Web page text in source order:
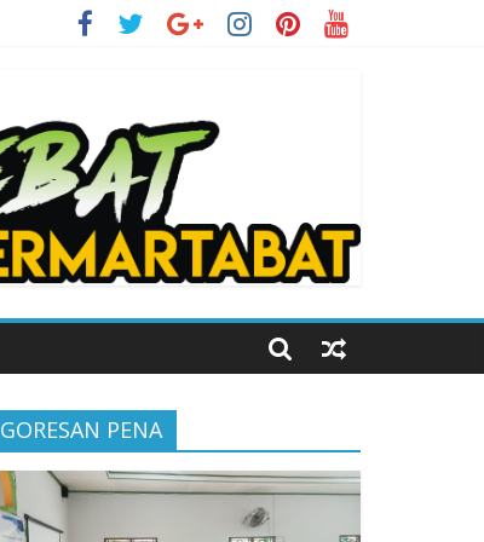
GORESAN PENA